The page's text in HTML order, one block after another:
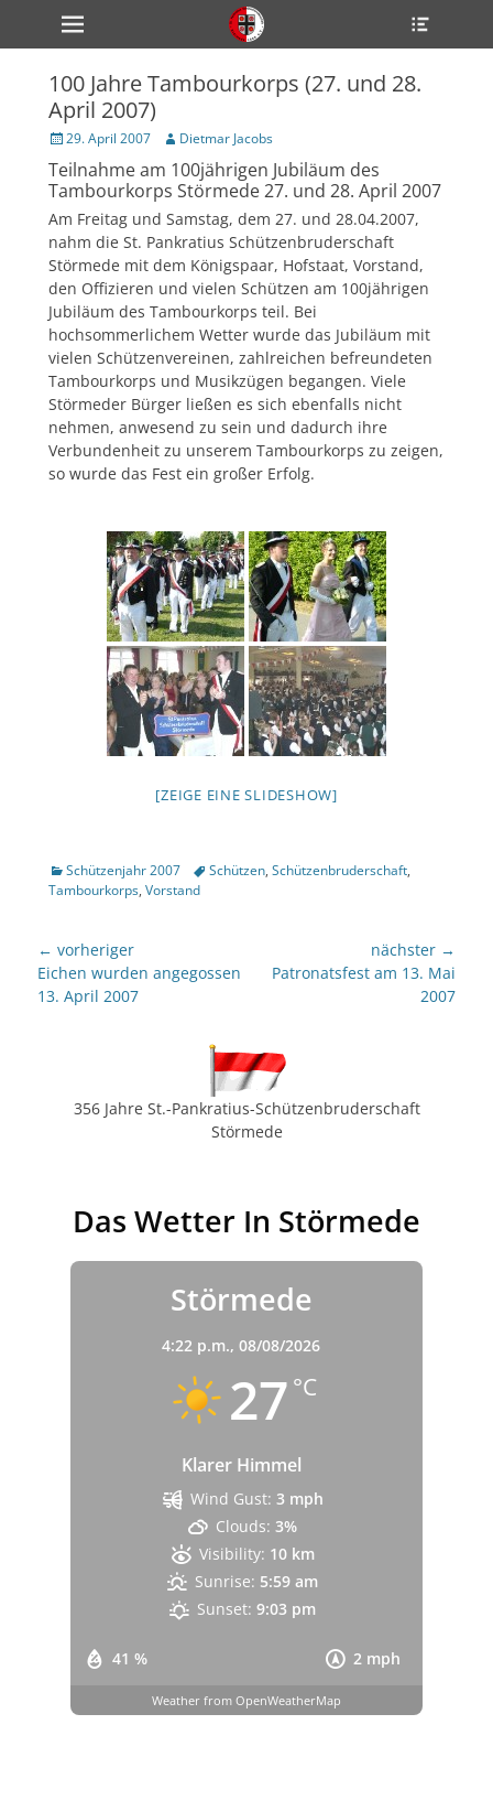
zum
Inhalt
Primärmenü
100 Jahre Tambourkorps (27. und 28.
April 2007)
Veröffentlicht
29. April 2007 Author
Dietmar Jacobs
Teilnahme am 100jährigen Jubiläum des
Tambourkorps Störmede 27. und 28. April 2007
Am Freitag und Samstag, dem 27. und 28.04.2007,
nahm die St. Pankratius Schützenbruderschaft
Störmede mit dem Königspaar, Hofstaat, Vorstand,
den Offizieren und vielen Schützen am 100jährigen
Jubiläum des Tambourkorps teil. Bei
hochsommerlichem Wetter wurde das Jubiläum mit
vielen Schützenvereinen, zahlreichen befreundeten
Tambourkorps und Musikzügen begangen. Viele
Störmeder Bürger ließen es sich ebenfalls nicht
nehmen, anwesend zu sein und dadurch ihre
Verbundenheit zu unserem Tambourkorps zu zeigen,
so wurde das Fest ein großer Erfolg.
[ZEIGE EINE SLIDESHOW]
Kategorien
Schützenjahr 2007 TagsSchützen, Schützenbruderschaft,
Tambourkorps, Vorstand
Beitragsnavigation
← vorheriger
Vorheriger
Beitrag:
Eichen wurden angegossen
13. April 2007
nächster →
nächster
Patronatsfest am 13. Mai
2007
356 Jahre St.-Pankratius-Schützenbruderschaft
Störmede
Das Wetter In Störmede
Störmede
4:22 p.m., 08/08/2026
27 °C
Klarer Himmel
41 % 2 mph
Wind Gust: 3 mph
Clouds: 3%
Visibility: 10 km
Sunrise: 5:59 am
Sunset: 9:03 pm
Weather from OpenWeatherMap